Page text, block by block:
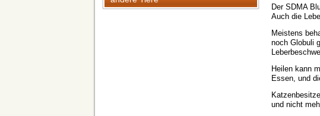
Der SDMA
Auch die
Meistens
noch Globuli
Heilen kann
Essen, und
und nicht